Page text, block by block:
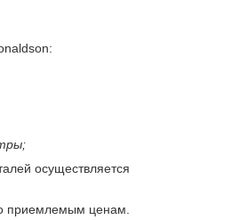
осуществляется
приемлемым ценам.